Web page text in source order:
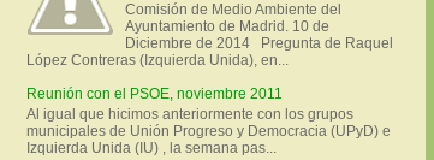
Comisión de Medio Ambiente del
Ayuntamiento de Madrid. 10 de
Diciembre de 2014 Pregunta de Raquel
López Contreras (Izquierda Unida), en...
Reunión con el PSOE, noviembre 2011
Al igual que hicimos anteriormente con los grupos
municipales de Unión Progreso y Democracia (UPyD) e
Izquierda Unida (IU) , la semana pas...